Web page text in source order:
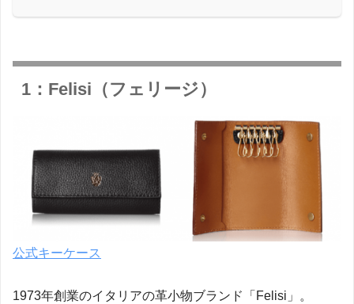
1：Felisi（フェリージ）
公式キーケース
1973年創業のイタリアの革小物ブランド「Felisi」。